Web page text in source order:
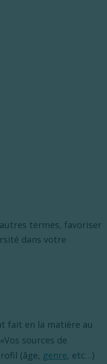
termes, favoriser
dans votre
fait en la matière au
sources de
(âge, genre, etc…)